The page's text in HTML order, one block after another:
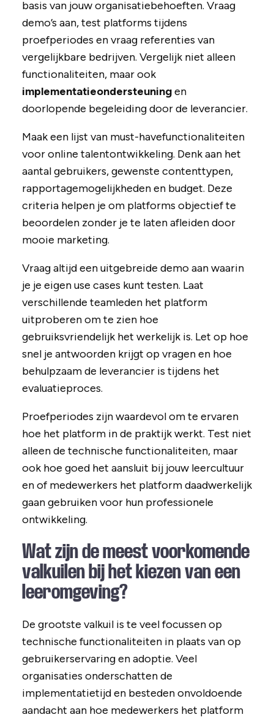
basis van jouw organisatiebehoeften. Vraag
demo’s aan, test platforms tijdens
proefperiodes en vraag referenties van
vergelijkbare bedrijven. Vergelijk niet alleen
functionaliteiten, maar ook
implementatieondersteuningen
doorlopende begeleiding door de leverancier.
Maak een lijst van must-havefunctionaliteiten
voor online talentontwikkeling. Denk aan het
aantal gebruikers, gewenste contenttypen,
rapportagemogelijkheden en budget. Deze
criteria helpen je om platforms objectief te
beoordelen zonder je te laten afleiden door
mooie marketing.
Vraag altijd een uitgebreide demo aan waarin
je je eigen use cases kunt testen. Laat
verschillende teamleden het platform
uitproberen om te zien hoe
gebruiksvriendelijk het werkelijk is. Let op hoe
snel je antwoorden krijgt op vragen en hoe
behulpzaam de leverancier is tijdens het
evaluatieproces.
Proefperiodes zijn waardevol om te ervaren
hoe het platform in de praktijk werkt. Test niet
alleen de technische functionaliteiten, maar
ook hoe goed het aansluit bij jouw leercultuur
en of medewerkers het platform daadwerkelijk
gaan gebruiken voor hun professionele
ontwikkeling.
Wat zijn de meest voorkomende
valkuilen bij het kiezen van een
leeromgeving?
De grootste valkuil is te veel focussen op
technische functionaliteiten in plaats van op
gebruikerservaring en adoptie. Veel
organisaties onderschatten de
implementatietijd en besteden onvoldoende
aandacht aan hoe medewerkers het platform